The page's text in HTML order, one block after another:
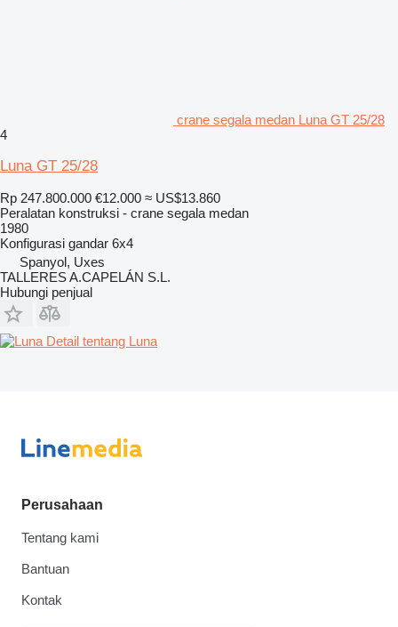
crane segala medan Luna GT 25/28
4
Luna GT 25/28
Rp 247.800.000 €12.000 ≈ US$13.860
Peralatan konstruksi - crane segala medan
1980
Konfigurasi gandar 6x4
Spanyol, Uxes
TALLERES A.CAPELÁN S.L.
Hubungi penjual
Detail tentang Luna
Perusahaan
Tentang kami
Bantuan
Kontak